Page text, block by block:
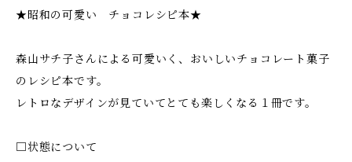
★昭和の可愛い チョコレシピ本★
森山サチ子さんによる可愛いく、おいしいチョコレート菓子
のレシピ本です。
レトロなデザインが見ていてとても楽しくなる１冊です。
□状態について